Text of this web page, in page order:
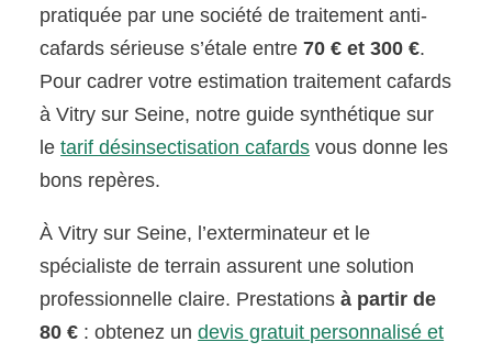
pratiquée par une société de traitement anti-
cafards sérieuse s’étale entre70 € et 300 €.
Pour cadrer votre estimation traitement cafards
à Vitry sur Seine, notre guide synthétique sur
letarif désinsectisation cafards vous donne les
bons repères.
À Vitry sur Seine, l’exterminateur et le
spécialiste de terrain assurent une solution
professionnelle claire. Prestationsà partir de
80 € : obtenez undevis gratuit personnalisé et